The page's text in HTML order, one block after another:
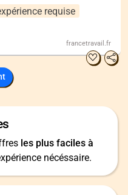
requise
francetravail.fr
les plus faciles à
nécéssaire.